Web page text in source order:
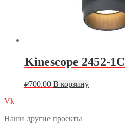
Kinescope 2452-1C
₽700.00 В корзину
Vk
Наши другие проекты